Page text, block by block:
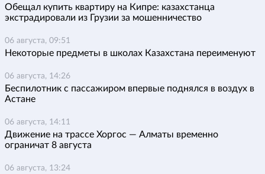
Обещал купить квартиру на Кипре: казахстанца
экстрадировали из Грузии за мошенничество
06 августа, 09:51
Некоторые предметы в школах Казахстана переименуют
06 августа, 14:26
Беспилотник с пассажиром впервые поднялся в воздух в
Астане
06 августа, 14:11
Движение на трассе Хоргос — Алматы временно
ограничат 8 августа
06 августа, 13:24